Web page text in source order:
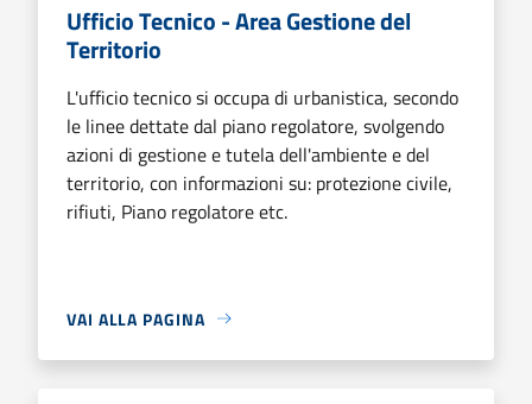
Ufficio Tecnico - Area Gestione del
Territorio
L'ufficio tecnico si occupa di urbanistica, secondo
le linee dettate dal piano regolatore, svolgendo
azioni di gestione e tutela dell'ambiente e del
territorio, con informazioni su: protezione civile,
rifiuti, Piano regolatore etc.
VAI ALLA PAGINA